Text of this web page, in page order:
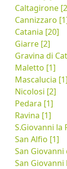
Caltagirone
Cannizzaro
Catania [20]
Giarre [2]
Gravina di
Maletto [1]
Mascalucia [1]
Nicolosi [2]
Pedara [1]
Ravina [1]
S.Giovanni la
San Alfio [1]
San
San Giovanni